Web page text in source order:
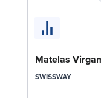
Matelas
SWISSWAY